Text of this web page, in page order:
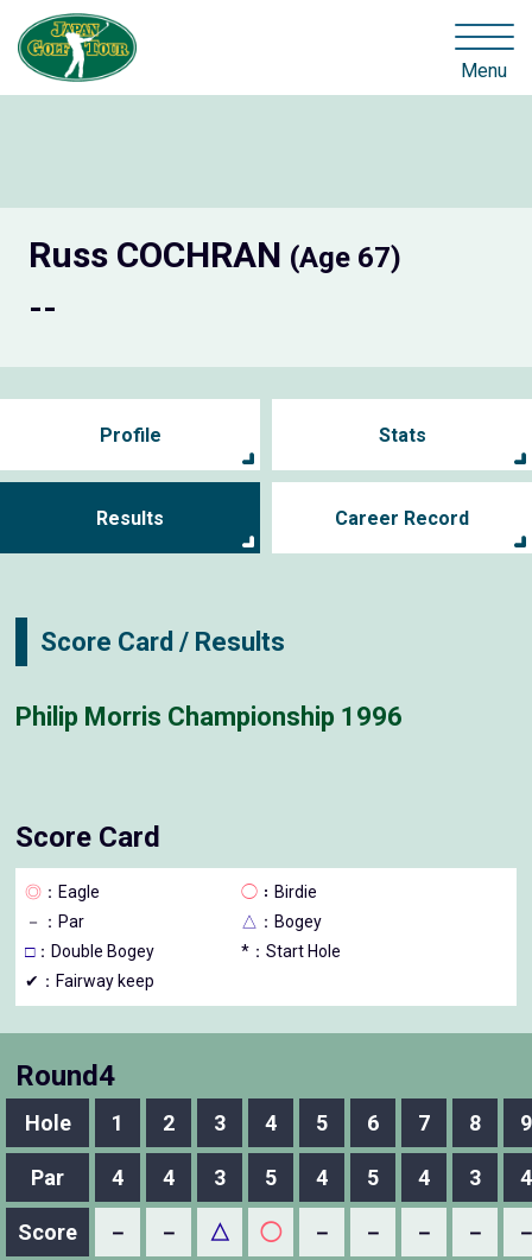
Menu
Russ COCHRAN (Age 67)
--
Profile Stats
Results Career Record
Score Card / Results
Philip Morris Championship 1996
Score Card
◎ ：Eagle ◯ ：Birdie
－
：Par △ ：Bogey
□：Double Bogey
*：Start Hole
✔：Fairway keep
Round4
Hole 1 2 3 4 5 6 7 8 9
Par 4 4 3 5 4 5 4 3 4
Score － － △ ◯ － － － －